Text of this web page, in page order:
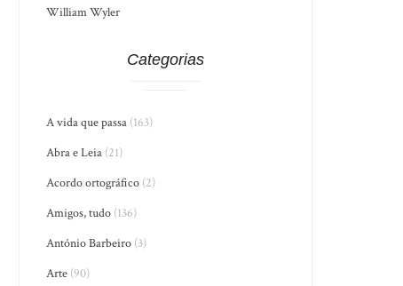
William Wyler
Categorias
A vida que passa (163)
Abra e Leia (21)
Acordo ortográfico (2)
Amigos, tudo (136)
António Barbeiro (3)
Arte (90)